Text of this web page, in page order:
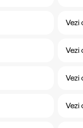
Vezi
Vezi
Vezi
Vezi